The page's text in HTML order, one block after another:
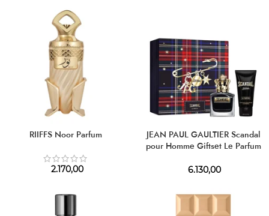
RIIFFS Noor Parfum
2.170,00
JEAN PAUL GAULTIER Scandal
pour Homme Giftset Le Parfum
6.130,00